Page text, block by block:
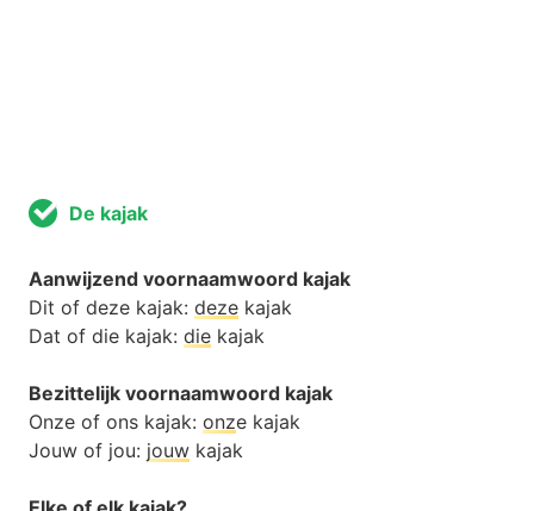
De kajak
Aanwijzend voornaamwoord kajak
Dit of deze kajak: deze kajak
Dat of die kajak: die kajak
Bezittelijk voornaamwoord kajak
Onze of ons kajak: onze kajak
Jouw of jou: jouw kajak